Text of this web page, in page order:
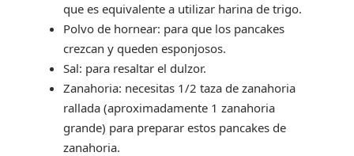
que es equivalente a utilizar harina de trigo.
Polvo de hornear: para que los pancakes
crezcan y queden esponjosos.
Sal: para resaltar el dulzor.
Zanahoria: necesitas 1/2 taza de zanahoria
rallada (aproximadamente 1 zanahoria
grande) para preparar estos pancakes de
zanahoria.